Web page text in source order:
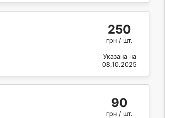
250
грн / шт.
Указана на
08.10.2025
90
грн / шт.